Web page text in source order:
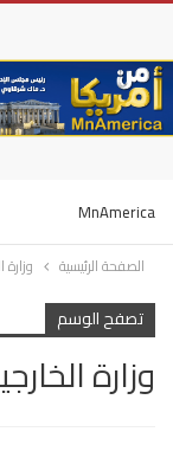
MnAmerica
الصفحة الرئيسية وزارة
تصفح الوسم
وزارة